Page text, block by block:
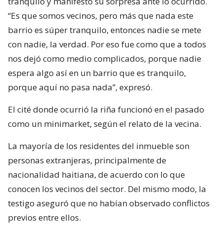
“Es que somos vecinos, pero más que nada este
barrio es súper tranquilo, entonces nadie se mete
con nadie, la verdad. Por eso fue como que a todos
nos dejó como medio complicados, porque nadie
espera algo así en un barrio que es tranquilo,
porque aquí no pasa nada”, expresó.
El cité donde ocurrió la riña funcionó en el pasado
como un minimarket, según el relato de la vecina.
La mayoría de los residentes del inmueble son
personas extranjeras, principalmente de
nacionalidad haitiana, de acuerdo con lo que
conocen los vecinos del sector. Del mismo modo, la
testigo aseguró que no habían observado conflictos
previos entre ellos.